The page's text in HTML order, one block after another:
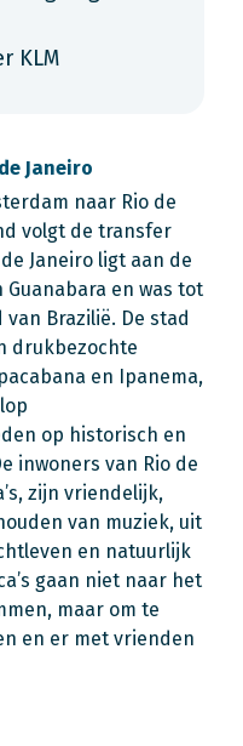
KLM
Janeiro
naar Rio de
volgt de transfer
Janeiro ligt aan de
en was tot
Brazilië. De stad
drukbezochte
en Ipanema,
op historisch en
inwoners van Rio de
zijn vriendelijk,
van muziek, uit
en natuurlijk
gaan niet naar het
maar om te
en er met vrienden